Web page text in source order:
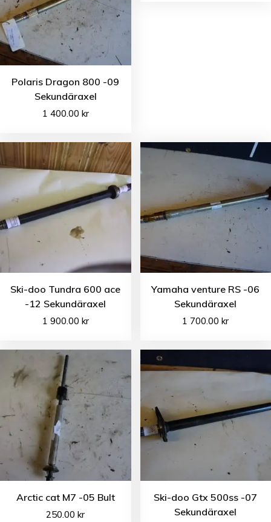
Polaris Dragon 800 -09
Sekundäraxel
1 400.00 kr
Ski-doo Tundra 600 ace
-12 Sekundäraxel
1 900.00 kr
Yamaha venture RS -06
Sekundäraxel
1 700.00kr
Arctic cat M7 -05 Bult
250.00kr
Ski-doo Gtx 500ss -07
Sekundäraxel